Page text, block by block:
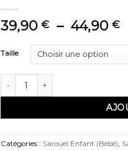
39,90 € – 44,90 €
Taille
Catégories : Sarouel Enfant (Bébé),